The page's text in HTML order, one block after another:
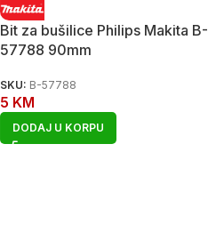
Bit za bušilice Philips Makita B-
57788 90mm
SKU: B-57788
5 KM
DODAJ U KORPU